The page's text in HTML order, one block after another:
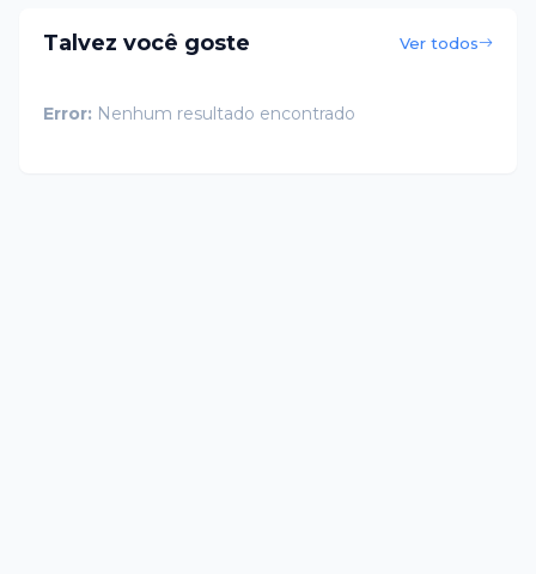
Talvez você goste Ver todos
Error: Nenhum resultado encontrado